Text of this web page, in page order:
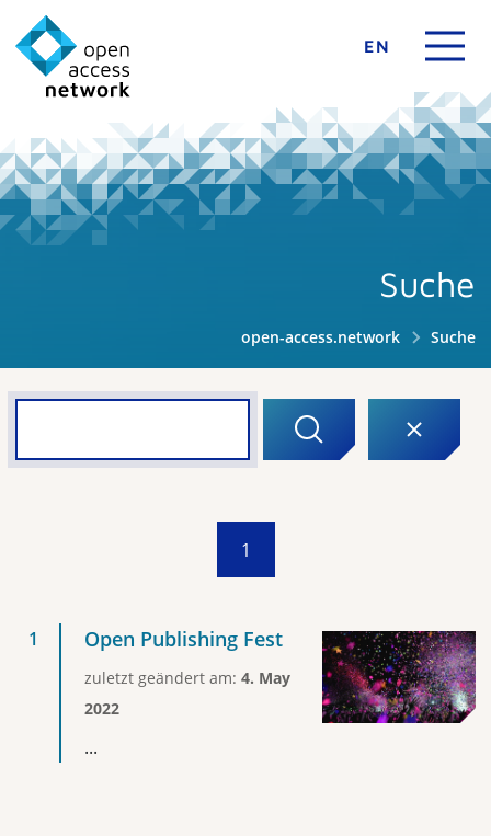
EN
Suche
open-access.network Suche
1
Open Publishing Fest
zuletzt geändert am: 4. May
2022
...